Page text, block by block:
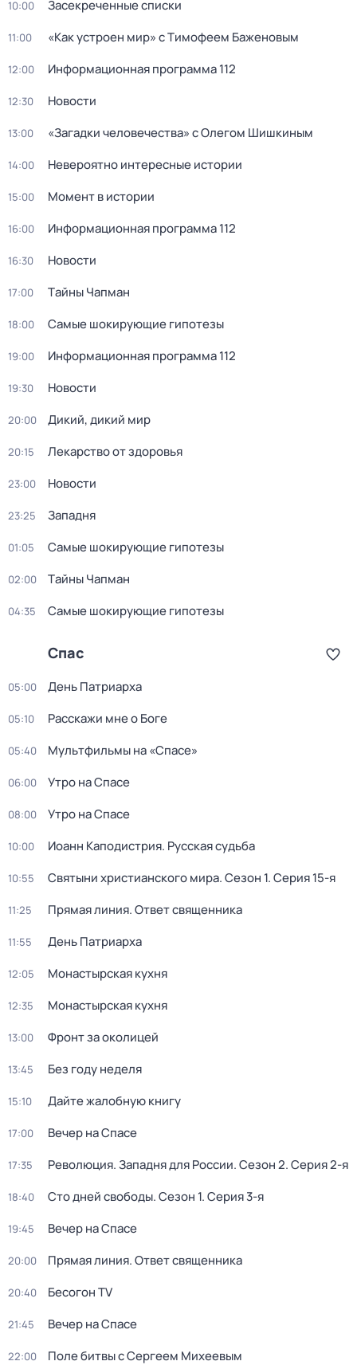
10:00 Заceкpeченные списки
11:00 «Как устроен мир» с Тимофеем Баженовым
12:00 Информационная программа 112
12:30 Новости
13:00 «Загадки человечества» с Олегом Шишкиным
14:00 Невероятно интересные истории
15:00 Момент в истории
16:00 Информационная программа 112
16:30 Новости
17:00 Тaйны Чапман
18:00 Самые шoкиpующие гипотезы
19:00 Информационная программа 112
19:30 Новости
20:00 Дикий, дикий мир
20:15 Лекарство от здоровья
23:00 Новости
23:25 Западня
01:05 Самые шoкиpующие гипотезы
02:00 Тaйны Чапман
04:35 Самые шoкиpующие гипотезы
Спас
05:00 День Патриарха
05:10 Расскажи мне о Боге
05:40 Мультфильмы на «Спасе»
06:00 Утро на Спасе
08:00 Утро на Спасе
10:00 Иоанн Каподистрия. Русская судьба
10:55 Святыни христианского мира. Сезон 1. Серия 15-я
11:25 Прямая линия. Ответ священника
11:55 День Патриарха
12:05 Монастырская кухня
12:35 Монастырская кухня
13:00 Фронт за околицей
13:45 Без году неделя
15:10 Дайте жалобную книгу
17:00 Вeчер на Спасe
17:35 Революция. Западня для России. Сезон 2. Серия 2-я
18:40 Сто дней свободы. Сезон 1. Серия 3-я
19:45 Вeчер на Спасe
20:00 Прямая линия. Ответ священника
20:40 Бесогон TV
21:45 Вeчер на Спасe
22:00 Поле битвы с Сергеем Михеевым